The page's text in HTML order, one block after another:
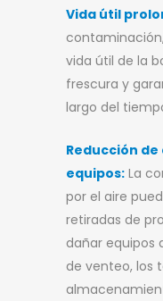
Vida útil
vida útil de la
frescura y
largo del
Reducción
equipos: La
por el aire
retiradas de
dañar equipos
de venteo, los